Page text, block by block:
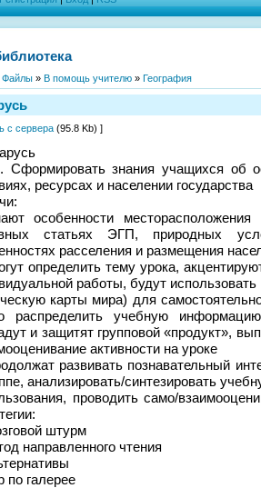
Файлы » В помощь учителю » География
с сервера (95.8 Kb) ]
Сформировать знания учащихся об
ресурсах и населении государства
особенности
статьях ЭГП, природных
расселения и размещения
определить тему урока,
работы, будут
карты мира) для
распределить учебную
и защитят групповой «продукт»,
активности на уроке
развивать познавательный
анализировать/синтезировать
проводить само/
штурм
направленного чтения
по галерее